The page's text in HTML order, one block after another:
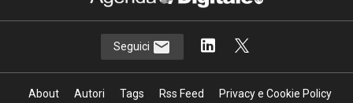
Seguici
About Autori Tags Rss Feed
Privacy e Cookie Policy